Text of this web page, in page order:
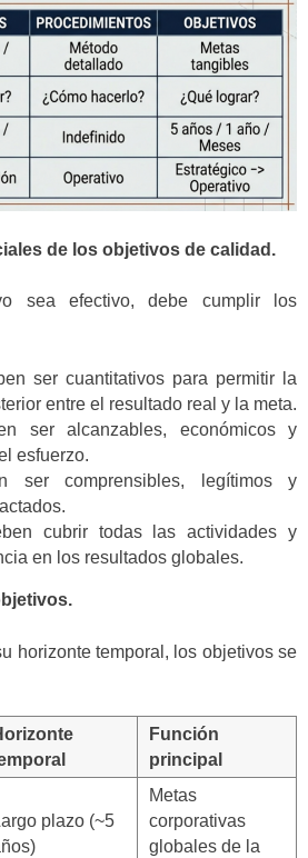
de los objetivos de calidad.
sea efectivo, debe cumplir los
ser cuantitativos para permitir la
entre el resultado real y la meta.
ser alcanzables, económicos y
esfuerzo.
ser comprensibles, legítimos y
cubrir todas las actividades y
en los resultados globales.
horizonte temporal, los objetivos se
Función
principal
plazo (~5
Metas
corporativas
globales de la